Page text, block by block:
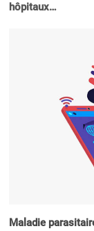
hôpitaux…
Maladie